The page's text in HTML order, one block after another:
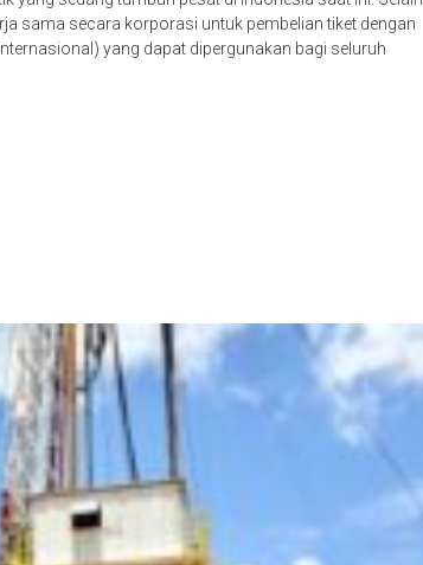
sama secara korporasi untuk pembelian tiket dengan
yang dapat dipergunakan bagi seluruh